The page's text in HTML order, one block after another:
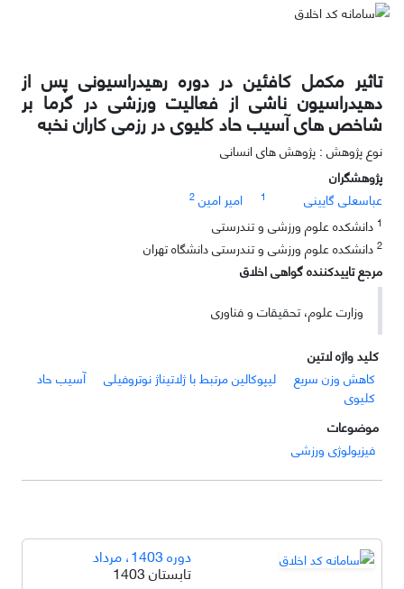
تاثیر مکمل کافئین در دوره رهیدراسیونی پس از
دهیدراسیون ناشی از فعالیت ورزشی در گرما بر
شاخص های آسیب حاد کلیوی در رزمی کاران نخبه
نوع پژوهش : پژوهش های انسانی
پژوهشگران
عباسعلی گایینی
1 امیر امین 2
1 دانشکده علوم ورزشی و تندرستی
2 دانشکده علوم ورزشی و تندرستی دانشگاه تهران
مرجع تاییدکننده گواهی اخلاق
وزارت علوم، تحقیقات و فناوری
کلید واژه لاتین
کاهش وزن سریع
لیپوکالین مرتبط با ژلاتیناژ نوتروفیلی
آسیب حاد
کلیوی
موضوعات
فیزیولوژی ورزشی
دوره 1403، مرداد
تابستان 1403